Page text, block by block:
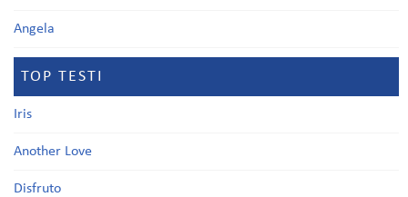
Angela
TOP TESTI
Iris
Another Love
Disfruto